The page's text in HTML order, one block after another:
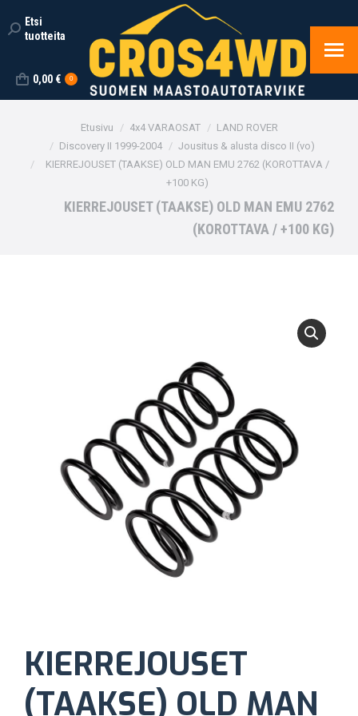
Search:
Etsi
tuotteita
0,00 € 0
You are here:Etusivu 4x4 VARAOSAT
LAND ROVER
Discovery II 1999-2004
Jousitus & alusta disco II (vo)
KIERREJOUSET (TAAKSE) OLD MAN EMU 2762 (KOROTTAVA /
+100 KG)
KIERREJOUSET (TAAKSE) OLD MAN EMU 2762
(KOROTTAVA / +100 KG)
KIERREJOUSET
(TAAKSE) OLD MAN